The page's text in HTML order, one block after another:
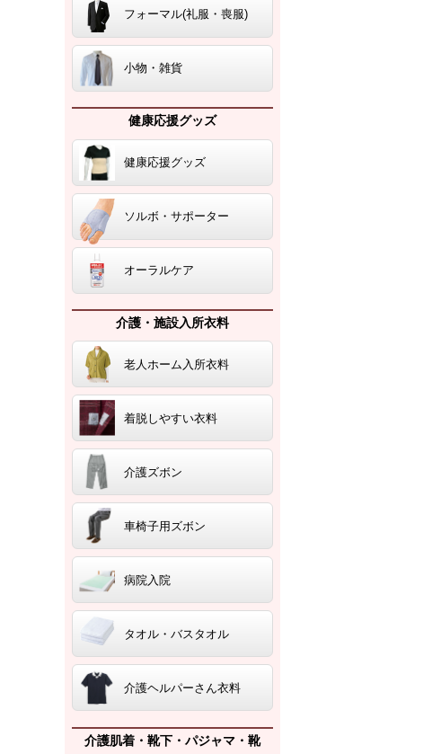
フォーマル(礼服・喪服)
小物・雑貨
健康応援グッズ
健康応援グッズ
ソルボ・サポーター
オーラルケア
介護・施設入所衣料
老人ホーム入所衣料
着脱しやすい衣料
介護ズボン
車椅子用ズボン
病院入院
タオル・バスタオル
介護ヘルパーさん衣料
介護肌着・靴下・パジャマ・靴